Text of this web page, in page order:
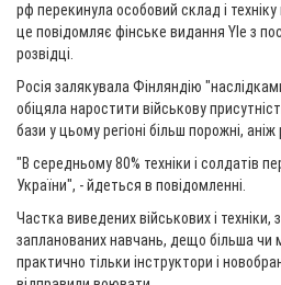
рф перекинула особовий склад і
це повідомляє фінське видання Yle з
розвідці.
Росія залякувала Фінляндію
обіцяла наростити військову
бази у цьому регіоні більш порожні, аніж
"В середньому 80% техніки і солдатів
України", - йдеться в повідомленні.
Частка виведених військових і техніки,
запланованих навчань, дещо більша чи
практично тільки інструктори і